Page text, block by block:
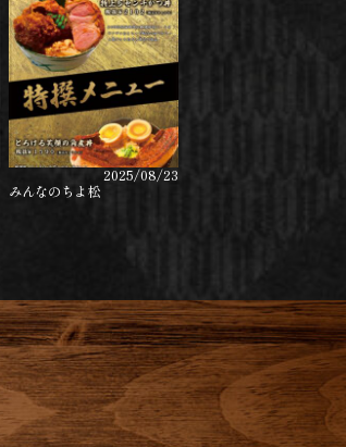
2025/08/23
みんなのちよ松